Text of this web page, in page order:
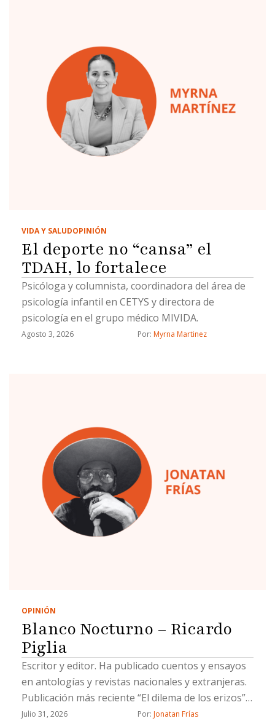
Derecho.Con frecuencia esperamos que un juez
resuelva conforme a lo que la sociedad considera
justo o conforme a la indignación que genera un
determinado caso. Es una reacción humana.
Todos queremos que exista justicia. Sin embargo,
precisamente ahí radica uno de los principios más
importantes de cualquier democracia: un juez no
puede resolver con base en emociones, presiones
VIDA Y SALUDOPINIÓN
El deporte no “cansa” el
TDAH, lo fortalece
Psicóloga y columnista, coordinadora del área de
psicología infantil en CETYS y directora de
psicología en el grupo médico MIVIDA.
Agosto 3, 2026 Por: Myrna Martinez
OPINIÓN
Blanco Nocturno – Ricardo
Piglia
Escritor y editor. Ha publicado cuentos y ensayos
en antologías y revistas nacionales y extranjeras.
Publicación más reciente “El dilema de los erizos”
(Fondo Blanco, 2022)
Julio 31, 2026 Por: Jonatan Frías